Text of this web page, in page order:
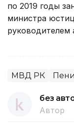
по 2019 годы
министра
МВД РК
без
Автор